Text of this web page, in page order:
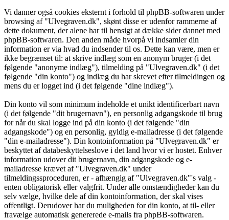
Vi danner også cookies eksternt i forhold til phpBB-softwaren under
browsing af "Ulvegraven.dk", skønt disse er udenfor rammerne af
dette dokument, der alene har til hensigt at dække sider dannet med
phpBB-softwaren. Den anden måde hvorpå vi indsamler din
information er via hvad du indsender til os. Dette kan være, men er
ikke begrænset til: at skrive indlæg som en anonym bruger (i det
følgende "anonyme indlæg"), tilmelding på "Ulvegraven.dk" (i det
følgende "din konto") og indlæg du har skrevet efter tilmeldingen og
mens du er logget ind (i det følgende "dine indlæg").
Din konto vil som minimum indeholde et unikt identificerbart navn
(i det følgende "dit brugernavn"), en personlig adgangskode til brug
for når du skal logge ind på din konto (i det følgende "din
adgangskode") og en personlig, gyldig e-mailadresse (i det følgende
"din e-mailadresse"). Din kontoinformation på "Ulvegraven.dk" er
beskyttet af databeskyttelseslove i det land hvor vi er hostet. Enhver
information udover dit brugernavn, din adgangskode og e-
mailadresse krævet af "Ulvegraven.dk" under
tilmeldingssproceduren, er - afhængig af "Ulvegraven.dk"'s valg -
enten obligatorisk eller valgfrit. Under alle omstændigheder kan du
selv vælge, hvilke dele af din kontoinformation, der skal vises
offentligt. Derudover har du muligheden for din konto, at til- eller
fravælge automatisk genererede e-mails fra phpBB-softwaren.